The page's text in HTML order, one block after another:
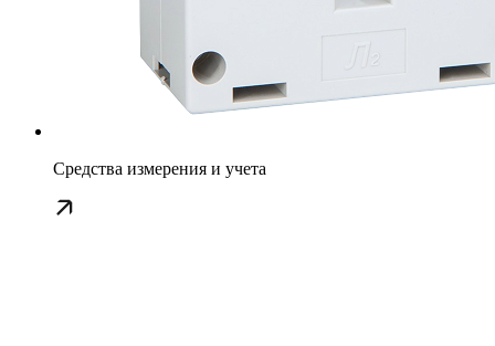
Средства измерения и учета